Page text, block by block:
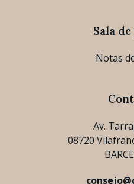
Sala
Notas
Av.
08720